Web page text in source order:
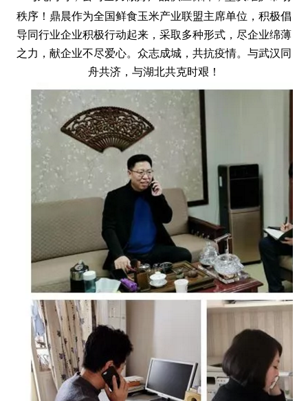
秩序！鼎晨作为全国鲜食玉米产业联盟主席单位，积极倡
导同行业企业积极行动起来，采取多种形式，尽企业绵薄
之力，献企业不尽爱心。众志成城，共抗疫情。与武汉同
舟共济，与湖北共克时艰！